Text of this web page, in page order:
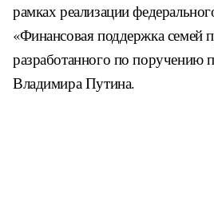
рамках реализации
«Финансовая поддержка семей
разработанного по поручению
Владимира Путина.